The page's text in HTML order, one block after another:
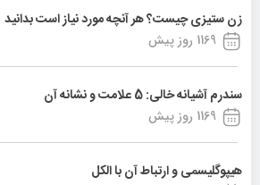
زن ستیزی چیست؟ هر آنچه مورد نیاز است بدانید
1169 روز پیش
سندرم آشیانه خالی: 5 علامت و نشانه آن
1169 روز پیش
هیپوگلیسمی و ارتباط آن با الکل